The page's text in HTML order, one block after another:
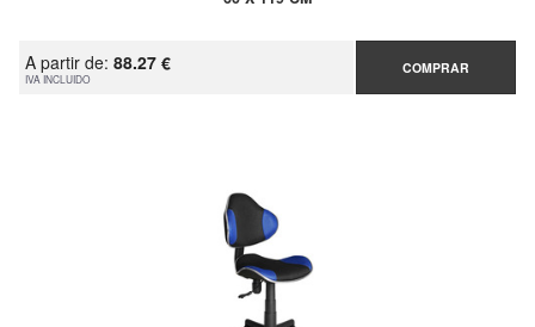
A partir de: 88.27 €
IVA INCLUIDO
COMPRAR